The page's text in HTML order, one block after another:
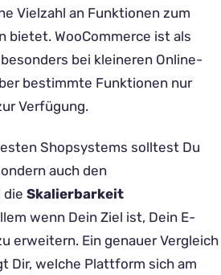
Vielzahl an Funktionen zum
bietet. WooCommerce ist als
bei kleineren Online-
bestimmte Funktionen nur
Verfügung.
Shopsystems solltest Du
auch den
die Skalierbarkeit
wenn Dein Ziel ist, Dein E-
erweitern. Ein genauer Vergleich
Dir, welche Plattform sich am